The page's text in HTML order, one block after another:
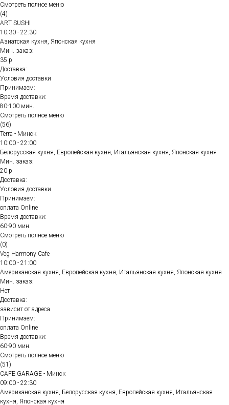
Смотреть полное меню
(4)
ART SUSHI
10:30 - 22:30
Азиатская кухня, Японская кухня
Мин. заказ:
35 р
Доставка:
Условия доставки
Принимаем:
Время доставки:
80-100 мин.
Смотреть полное меню
(56)
Terra - Минск
10:00 - 22:00
Белорусская кухня, Европейская кухня, Итальянская кухня, Японская кухня
Мин. заказ:
20 р
Доставка:
Условия доставки
Принимаем:
оплата Online
Время доставки:
60-90 мин.
Смотреть полное меню
(0)
Veg Harmony Cafe
10:00 - 21:00
Американская кухня, Европейская кухня, Итальянская кухня, Японская кухня
Мин. заказ:
Нет
Доставка:
зависит от адреса
Принимаем:
оплата Online
Время доставки:
60-90 мин.
Смотреть полное меню
(51)
CAFE GARAGE - Минск
09:00 - 22:30
Американская кухня, Белорусская кухня, Европейская кухня, Итальянская
кухня, Японская кухня